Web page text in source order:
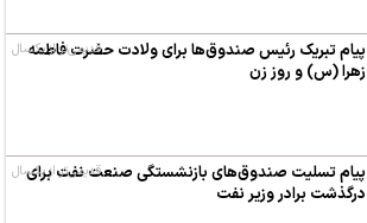
پیام تبریک رئیس صندوق‌ها برای ولادت حضرت فاطمه
زهرا (س) و روز زن
قدیمی‌تر از یکسال
پیام تسلیت صندوق‌های بازنشستگی صنعت نفت برای
درگذشت برادر وزیر نفت
قدیمی‌تر از یکسال